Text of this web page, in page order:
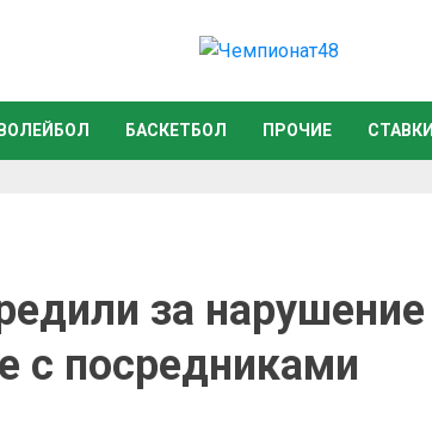
ВОЛЕЙБОЛ БАСКЕТБОЛ ПРОЧИЕ СТАВКИ
за нарушение
с посредниками